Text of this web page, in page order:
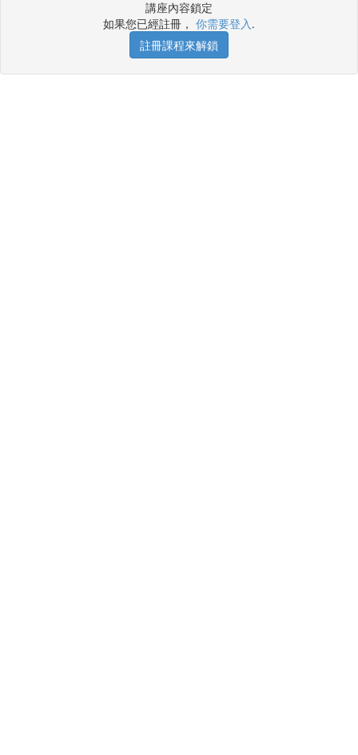
講座內容鎖定
如果您已經註冊， 你需要登入.
註冊課程來解鎖